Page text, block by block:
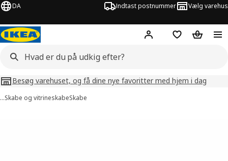
DA Indtast postnummer Vælg varehus
Hej! Log ind her
Huskeliste
Kurv
Besøg varehuset, og få dine nye favoritter med hjem i dag
…Skabe og vitrineskabeSkabe